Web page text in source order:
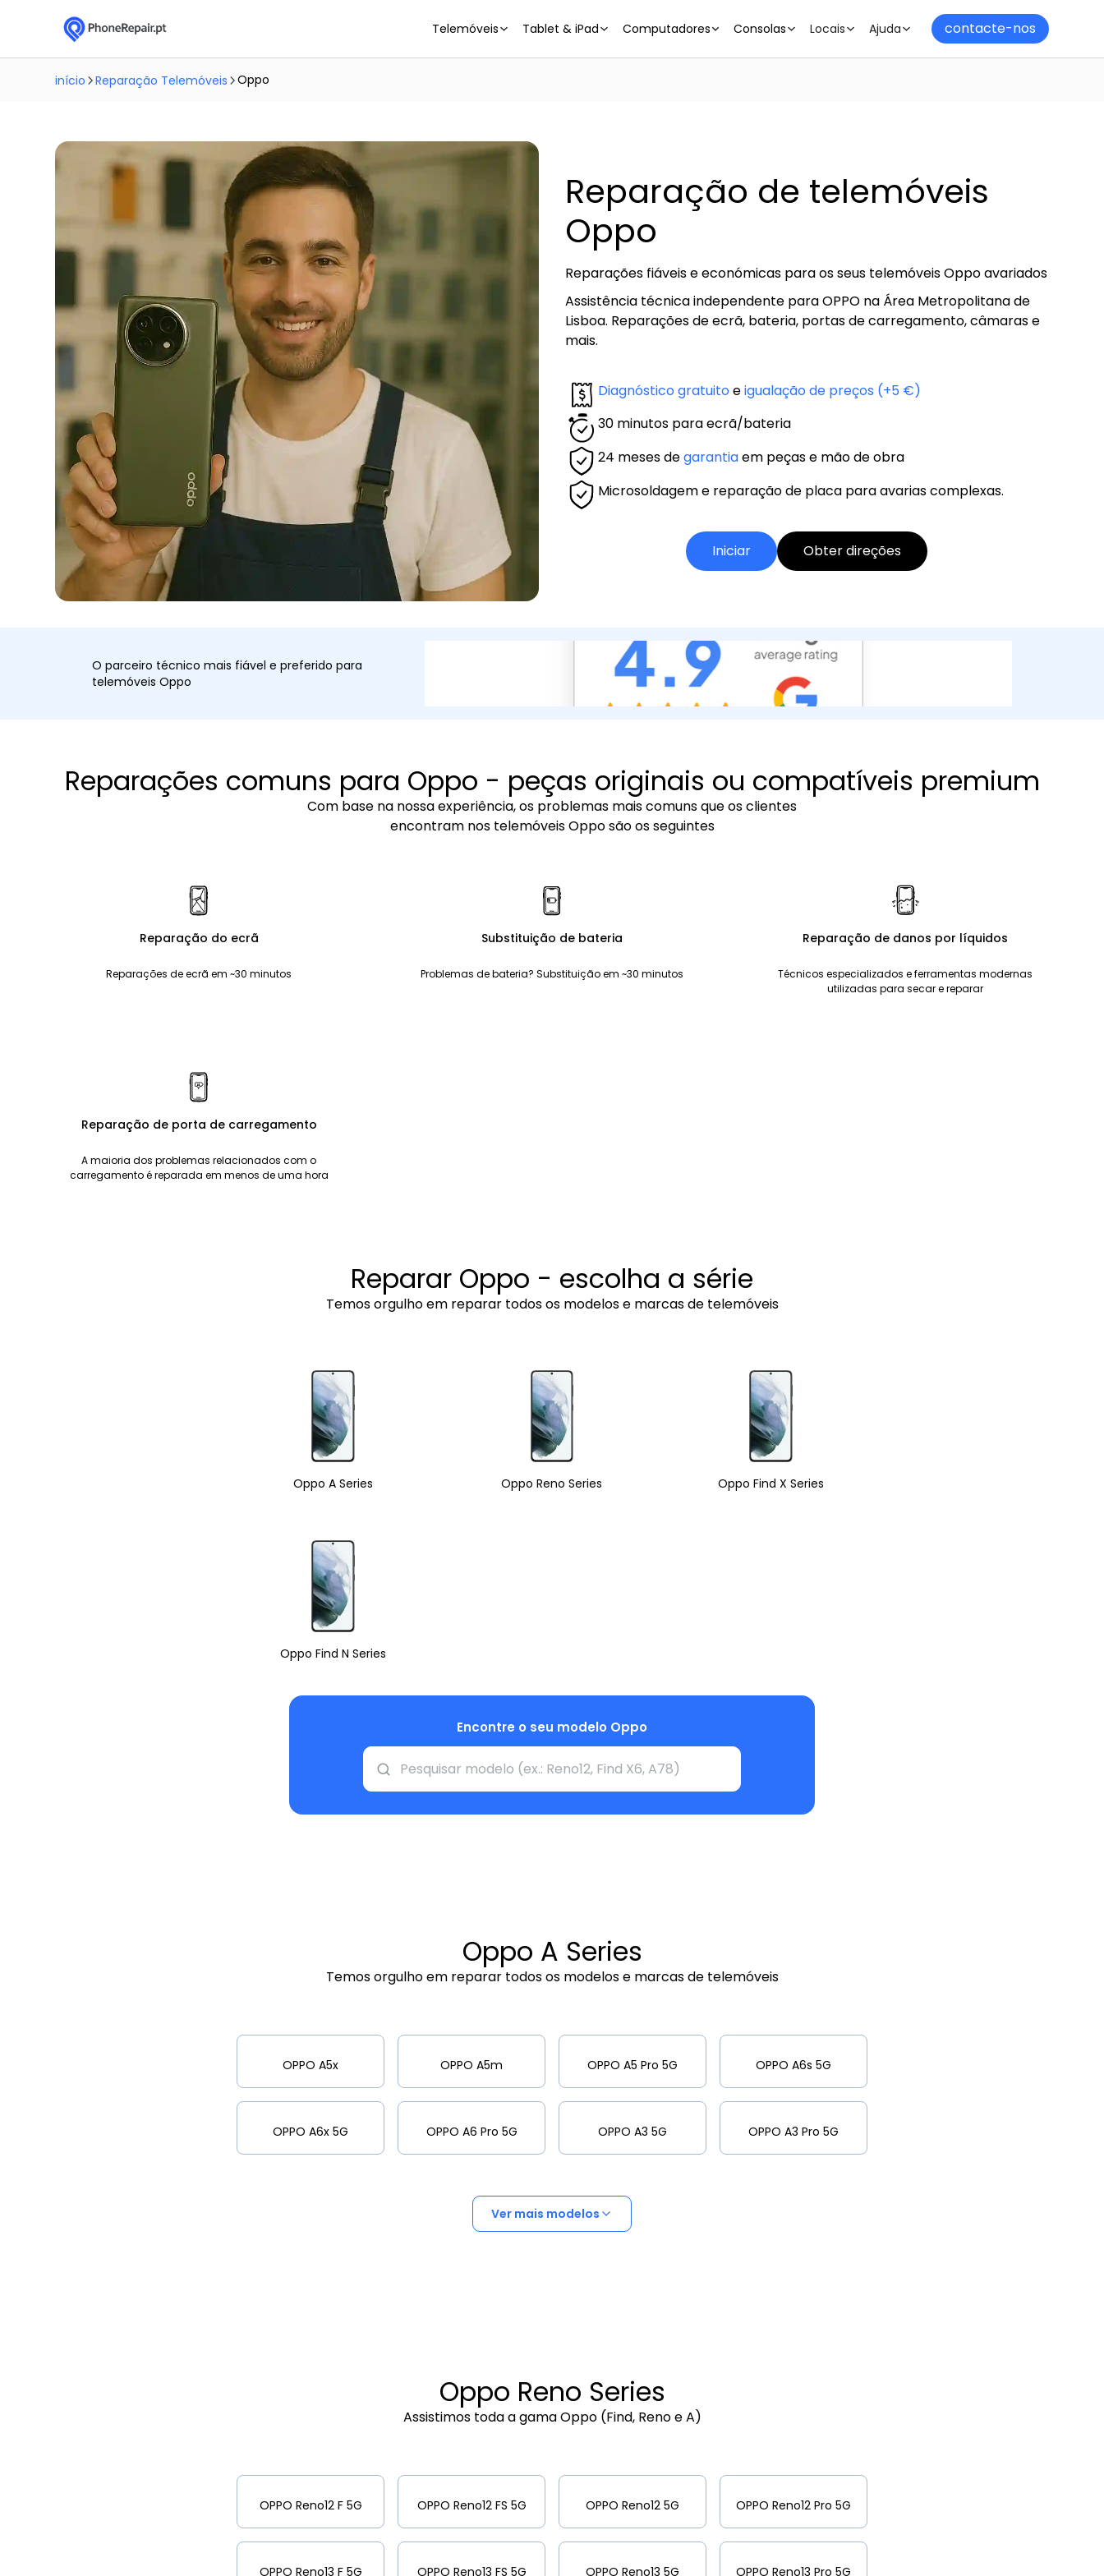
Telemóveis Tablet & iPad Computadores Consolas Locais Ajuda contacte-nos
início Reparação Telemóveis Oppo
Reparação de telemóveis
Oppo
Reparações fiáveis e económicas para os seus telemóveis Oppo avariados
Assistência técnica independente para OPPO na Área Metropolitana de
Lisboa. Reparações de ecrã, bateria, portas de carregamento, câmaras e
mais.
Diagnóstico gratuitoeigualação de preços (+5 €)
30 minutos para ecrã/bateria
24 meses degarantiaem peças e mão de obra
Microsoldagem e reparação de placa para avarias complexas.
Iniciar Obter direções
O parceiro técnico mais fiável e preferido para
telemóveis Oppo
Reparações comuns para Oppo - peças originais ou compatíveis premium
Com base na nossa experiência, os problemas mais comuns que os clientes
encontram nos telemóveis Oppo são os seguintes
Reparação do ecrã
Reparações de ecrã em ~30 minutos
Substituição de bateria
Problemas de bateria? Substituição em ~30 minutos
Reparação de danos por líquidos
Técnicos especializados e ferramentas modernas
utilizadas para secar e reparar
Reparação de porta de carregamento
A maioria dos problemas relacionados com o
carregamento é reparada em menos de uma hora
Reparar Oppo - escolha a série
Temos orgulho em reparar todos os modelos e marcas de telemóveis
Oppo A Series Oppo Reno Series Oppo Find X Series
Oppo Find N Series
Encontre o seu modelo Oppo
Oppo A Series
Temos orgulho em reparar todos os modelos e marcas de telemóveis
OPPO A5x OPPO A5m OPPO A5 Pro 5G OPPO A6s 5G
OPPO A6x 5G OPPO A6 Pro 5G OPPO A3 5G OPPO A3 Pro 5G
Ver mais modelos
Oppo Reno Series
Assistimos toda a gama Oppo (Find, Reno e A)
OPPO Reno12 F 5G OPPO Reno12 FS 5G OPPO Reno12 5G OPPO Reno12 Pro 5G
OPPO Reno13 F 5G OPPO Reno13 FS 5G OPPO Reno13 5G OPPO Reno13 Pro 5G